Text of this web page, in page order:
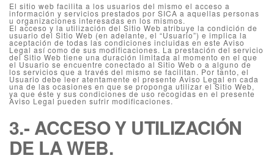
El sitio web facilita a los usuarios del mismo el acceso a
información y servicios prestados por SICA a aquellas personas
u organizaciones interesadas en los mismos.
El acceso y la utilización del Sitio Web atribuye la condición de
usuario del Sitio Web (en adelante, el “Usuario”) e implica la
aceptación de todas las condiciones incluidas en este Aviso
Legal así como de sus modificaciones. La prestación del servicio
del Sitio Web tiene una duración limitada al momento en el que
el Usuario se encuentre conectado al Sitio Web o a alguno de
los servicios que a través del mismo se facilitan. Por tanto, el
Usuario debe leer atentamente el presente Aviso Legal en cada
una de las ocasiones en que se proponga utilizar el Sitio Web,
ya que éste y sus condiciones de uso recogidas en el presente
Aviso Legal pueden sufrir modificaciones.
3.- ACCESO Y UTILIZACIÓN
DE LA WEB.